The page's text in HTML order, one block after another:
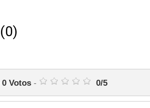
(0)
0 Votos - 0/5